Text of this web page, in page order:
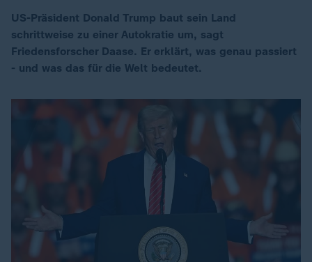
US-Präsident Donald Trump baut sein Land
schrittweise zu einer Autokratie um, sagt
Friedensforscher Daase. Er erklärt, was genau passiert
- und was das für die Welt bedeutet.